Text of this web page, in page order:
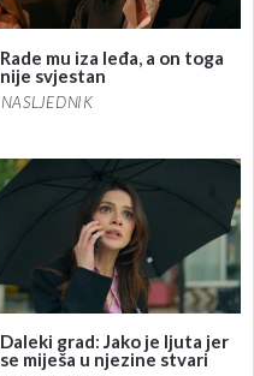
Rade mu iza leđa, a on toga
nije svjestan
NASLJEDNIK
Daleki grad: Jako je ljuta jer
se miješa u njezine stvari